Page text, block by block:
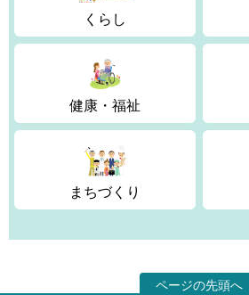
くらし
健康・福祉
まちづくり
ページの先頭へ